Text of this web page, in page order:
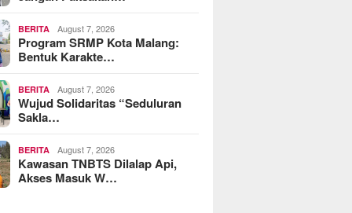
BERITA August 7, 2026
Program SRMP Kota Malang:
Bentuk Karakte…
BERITA August 7, 2026
Wujud Solidaritas “Seduluran
Sakla…
BERITA August 7, 2026
Kawasan TNBTS Dilalap Api,
Akses Masuk W…